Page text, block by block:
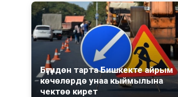
Бүгүндөн тарта Бишкекте айрым
көчөлөрдө унаа кыймылына
чектөө кирет